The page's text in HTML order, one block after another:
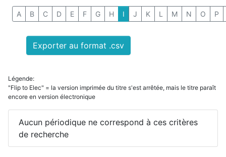
A B C D E F G H I J K L M N O P
Exporter au format .csv
Légende:
"Flip to Elec" = la version imprimée du titre s'est arrêtée, mais le titre paraît
encore en version électronique
Aucun périodique ne correspond à ces critères
de recherche